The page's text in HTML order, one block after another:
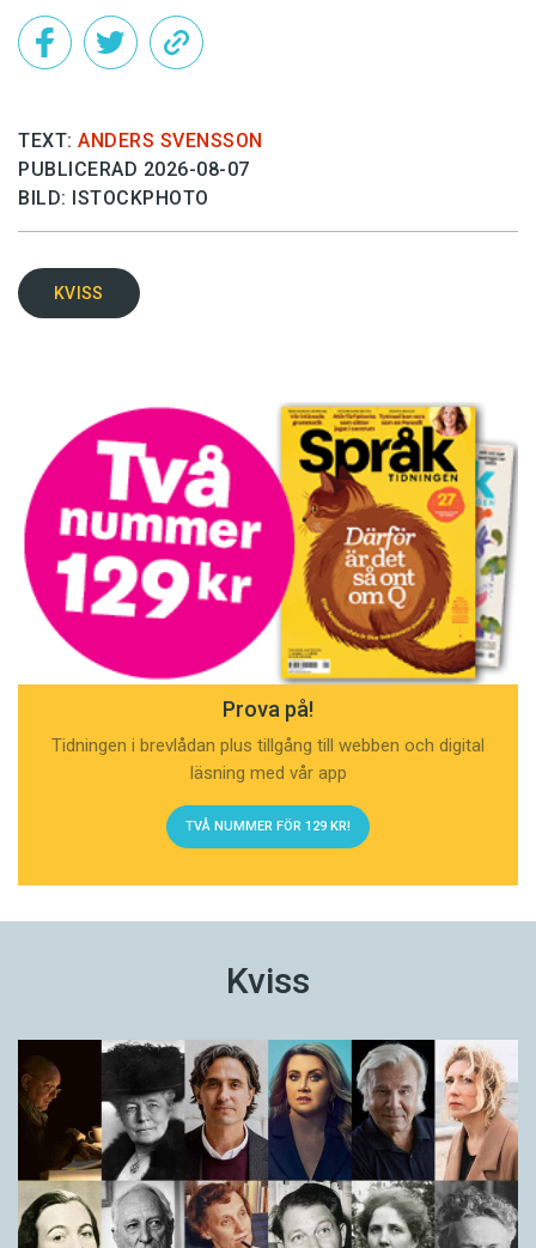
TEXT: ANDERS SVENSSON
PUBLICERAD 2026-08-07
BILD: ISTOCKPHOTO
KVISS
Prova på!
Tidningen i brevlådan plus tillgång till webben och digital
läsning med vår app
TVÅ NUMMER FÖR 129 KR!
Kviss